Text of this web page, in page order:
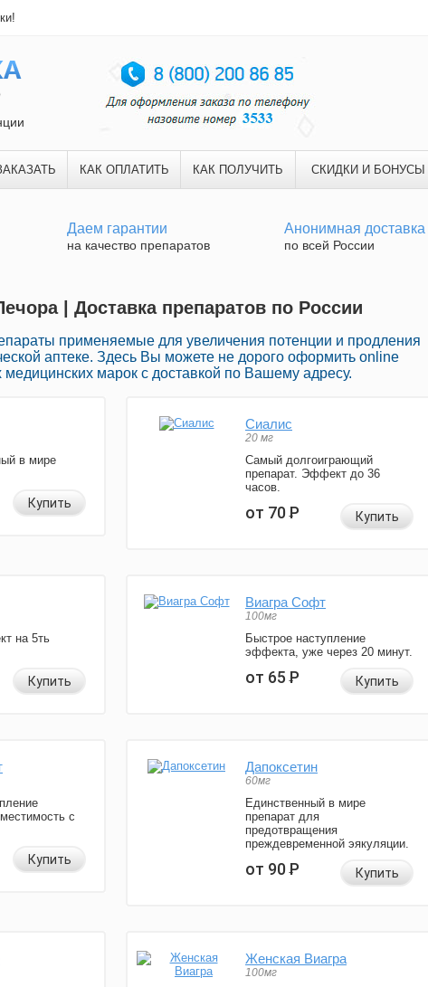
КАК ОПЛАТИТЬ КАК ПОЛУЧИТЬ СКИДКИ И БОНУСЫ
Даем гарантии
на качество препаратов
Анонимная доставка
по всей России
| Доставка препаратов по России
применяемые для увеличения потенции и продления
аптеке. Здесь Вы можете не дорого оформить online
марок с доставкой по Вашему адресу.
в мире
Купить
Сиалис
20 мг
Самый долгоиграющий
препарат. Эффект до 36
часов.
от 70Р Купить
на 5ть
Купить
Виагра Софт
100мг
Быстрое наступление
эффекта, уже через 20 минут.
от 65Р Купить
с
Купить
Дапоксетин
60мг
Единственный в мире
препарат для
предотвращения
преждевременной эякуляции.
от 90Р Купить
Женская Виагра
100мг